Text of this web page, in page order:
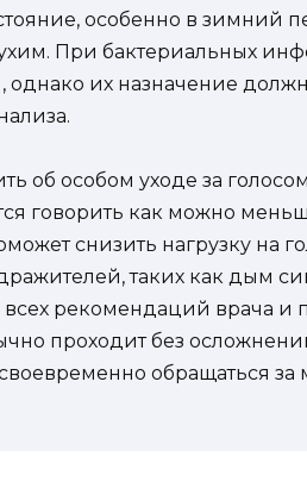
особенно в зимний
При бактериальных
однако их назначение
об особом уходе за
говорить как можно
снизить нагрузку на
таких как дым
рекомендаций врача и
проходит без
обращаться